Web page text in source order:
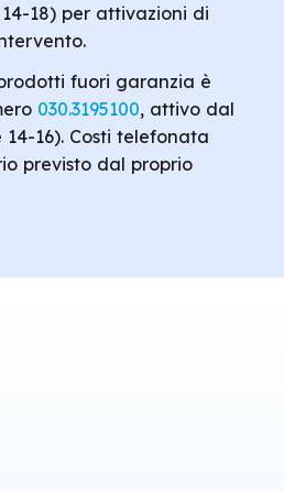
18) per attivazioni di
fuori garanzia è
030.3195100, attivo dal
16). Costi telefonata
previsto dal proprio